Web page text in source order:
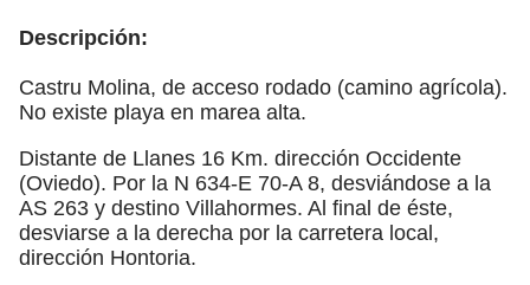
Descripción:
Castru Molina, de acceso rodado (camino agrícola).
No existe playa en marea alta.
Distante de Llanes 16 Km. dirección Occidente
(Oviedo). Por la N 634-E 70-A 8, desviándose a la
AS 263 y destino Villahormes. Al final de éste,
desviarse a la derecha por la carretera local,
dirección Hontoria.